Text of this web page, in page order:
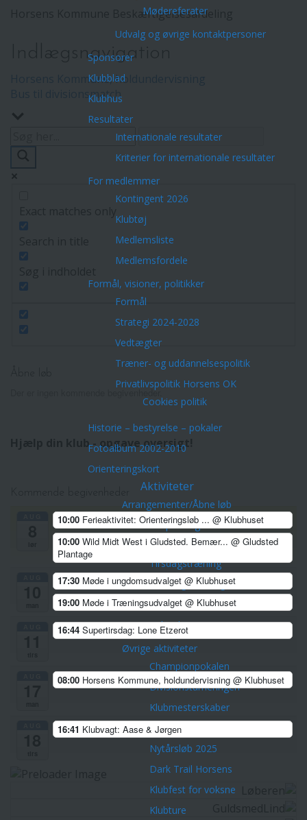
Mødereferater
Udvalg og øvrige kontaktpersoner
Sponsorer
Klubblad
Klubhus
Resultater
Internationale resultater
Kriterier for internationale resultater
For medlemmer
Kontingent 2026
Klubtøj
Medlemsliste
Medlemsfordele
Formål, visioner, politikker
Formål
Strategi 2024-2028
Vedtægter
Træner- og uddannelsespolitik
Privatlivspolitik Horsens OK
Cookies politik
Historie – bestyrelse – pokaler
Fotoalbum 2002-2010
Orienteringskort
Aktiviteter
Arrangementer/Åbne løb
Corona-tilpasninger
Træninger
Tirsdagstræning
Torsdagstræning
Lørdagstræning
Teknisk træning
Øvrige aktiviteter
Championpokalen
Divisionsturneringen
Klubmesterskaber
Park Tour 2026
Nytårsløb 2025
Dark Trail Horsens
Klubfest for voksne
Klubture
Horsens Kommune Beskæftigelsesafdeling
Indlægsnavigation
Horsens Kommune, holdundervisning
Bus til divisionsmatch
Der er ingen kommende begivenheder.
Hjælp din klub - opgave oversigt!
10:00 Ferieaktivitet: Orienteringsløb ... @ Klubhuset
10:00 Wild Midt West i Gludsted. Bemær... @ Gludsted
Plantage
17:30 Møde i ungdomsudvalget @ Klubhuset
19:00 Møde i Træningsudvalget @ Klubhuset
16:44 Supertirsdag: Lone Etzerot
08:00 Horsens Kommune, holdundervisning @ Klubhuset
16:41 Klubvagt: Aase & Jørgen